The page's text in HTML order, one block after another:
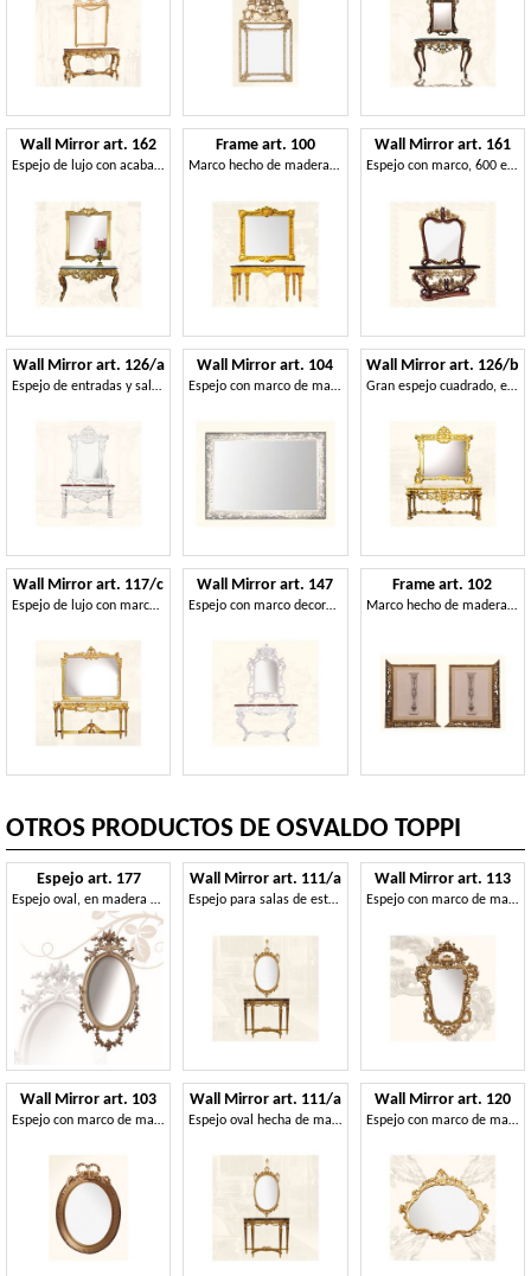
Wall Mirror art. 162
Espejo de lujo con acabado de pan de oro
Frame art. 100
Marco hecho de madera de tilo, de estilo clásico
Wall Mirror art. 161
Espejo con marco, 600 estilo
Wall Mirror art. 126/a
Espejo de entradas y salas de estar, estilo Luis XIV
Wall Mirror art. 104
Espejo con marco de madera decorado con hojas de parra
Wall Mirror art. 126/b
Gran espejo cuadrado, estilo Luis XIV
Wall Mirror art. 117/c
Espejo de lujo con marco de madera decorada
Wall Mirror art. 147
Espejo con marco decorado con hojas, estilo Luis XV
Frame art. 102
Marco hecho de madera de tilo, de estilo veneciano
OTROS PRODUCTOS DE OSVALDO TOPPI
Espejo art. 177
Espejo oval, en madera de tilo, tallada a mano finamente con flores
Wall Mirror art. 103
Espejo con marco de madera, estilo Luis XVI
Wall Mirror art. 111/a
Espejo para salas de estar y comedores, estilo clásico
Wall Mirror art. 111/a
Espejo oval hecha de madera de tilo, de estilo clásico
Wall Mirror art. 113
Espejo con marco de madera, de estilo rococó
Wall Mirror art. 120
Espejo con marco de madera, de estilo barroco tardío